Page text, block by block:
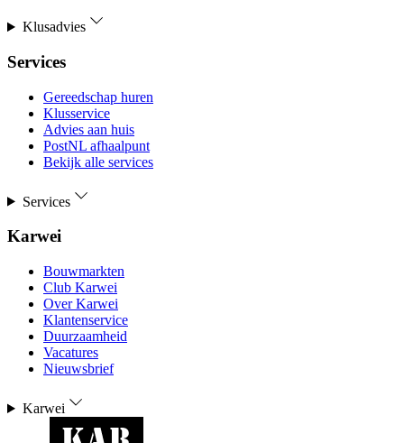
Klusadvies
Services
Gereedschap huren
Klusservice
Advies aan huis
PostNL afhaalpunt
Bekijk alle services
Services
Karwei
Bouwmarkten
Club Karwei
Over Karwei
Klantenservice
Duurzaamheid
Vacatures
Nieuwsbrief
Karwei